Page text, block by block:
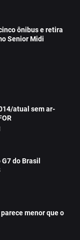
ônibus e retira
Senior Midi
atual sem ar-
do Brasil
menor que o